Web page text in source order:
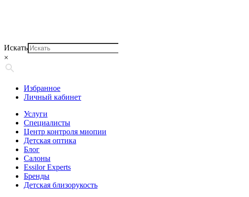
Искать
×
Избранное
Личный кабинет
Услуги
Специалисты
Центр контроля миопии
Детская оптика
Блог
Салоны
Essilor Experts
Бренды
Детская близорукость